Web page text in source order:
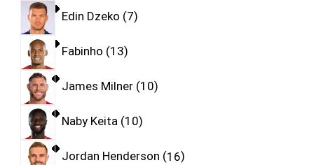
Edin Dzeko 7
Fabinho 13
James Milner 10
Naby Keita 10
Jordan Henderson 16